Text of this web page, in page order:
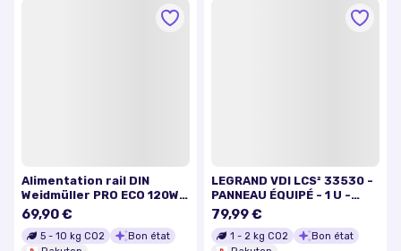
Alimentation rail DIN
Weidmüller PRO ECO 120W
24V 5A 28 V/DC 5 A 120 W 1
69,90 €
5 - 10 kg CO2
Bon état
LEGRAND VDI LCS² 33530 -
PANNEAU ÉQUIPÉ - 1 U -
CONTACTS 4-5/7-8 - Tel
Anag
79,99 €
1 - 2 kg CO2
Bon état